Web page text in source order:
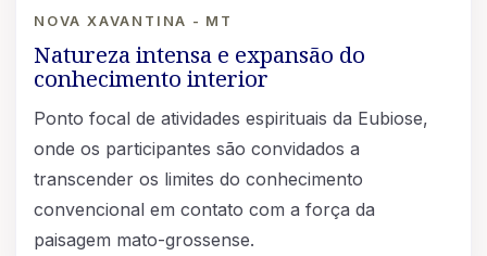
NOVA XAVANTINA - MT
Natureza intensa e expansão do
conhecimento interior
Ponto focal de atividades espirituais da Eubiose,
onde os participantes são convidados a
transcender os limites do conhecimento
convencional em contato com a força da
paisagem mato-grossense.